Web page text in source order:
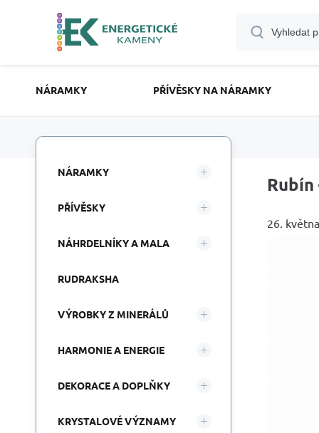
NÁRAMKY PŘÍVĚSKY NA NÁRAMKY
NÁRAMKY
PŘÍVĚSKY
NÁHRDELNÍKY A MALA
RUDRAKSHA
VÝROBKY Z MINERÁLŮ
HARMONIE A ENERGIE
DEKORACE A DOPLŇKY
KRYSTALOVÉ VÝZNAMY
26.